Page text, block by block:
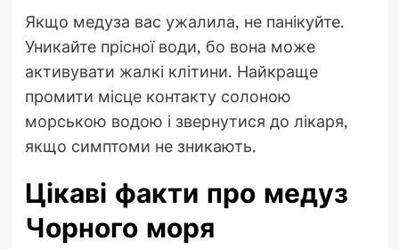
Якщо медуза вас ужалила, не панікуйте.
Уникайте прісної води, бо вона може
активувати жалкі клітини. Найкраще
промити місце контакту солоною
морською водою і звернутися до лікаря,
якщо симптоми не зникають.
Цікаві факти про медуз
Чорного моря